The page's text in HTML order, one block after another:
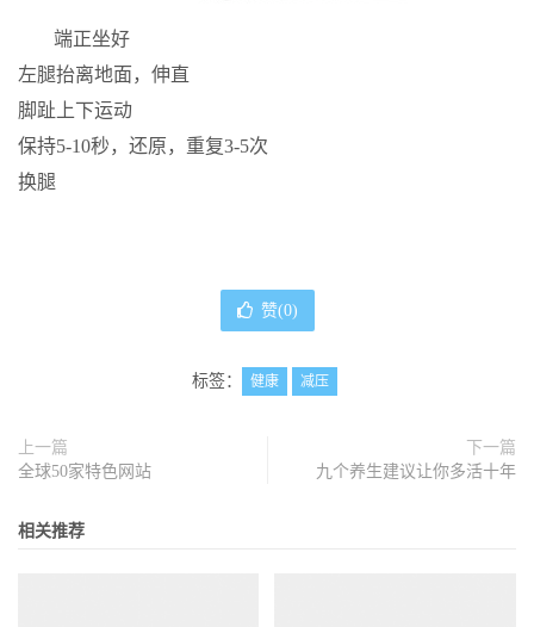
端正坐好
左腿抬离地面，伸直
脚趾上下运动
保持5-10秒，还原，重复3-5次
换腿
赞(0)
标签： 健康 减压
上一篇
全球50家特色网站
下一篇
九个养生建议让你多活十年
相关推荐